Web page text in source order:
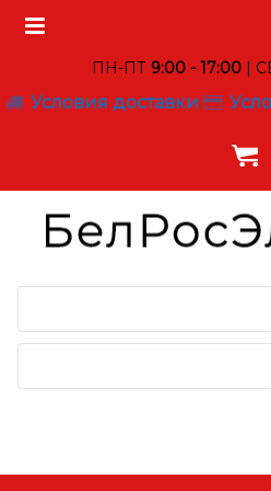
ПН-ПТ 9:00 - 17:00|
Условия доставки